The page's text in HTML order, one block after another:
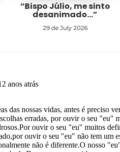
“Bispo Júlio, me sinto
desanimado…”
29 de July 2026